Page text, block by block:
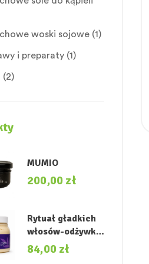
woski sojowe (1)
i preparaty (1)
(2)
MUMIO
200,00 zł
Rytuał gładkich
włosów-odżywka
przywracająca
miękkość i
84,00 zł